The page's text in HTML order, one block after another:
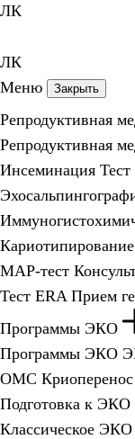
ЛК
ЛК
Меню
Закрыть
Репродуктивная
Репродуктивная
Инсеминация
Кариотипирование
МАР-тест
Тест ERA Прием
Программы ЭКО
Программы ЭКО
ОМС Криоперенос
Подготовка к ЭКО
Классическое ЭКО